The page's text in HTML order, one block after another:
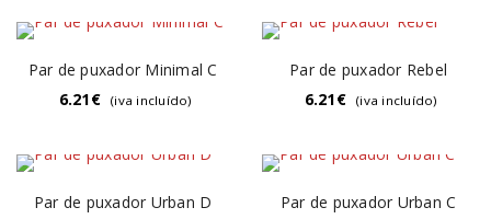
Par de puxador Minimal C
6.21€ (iva incluído)
Par de puxador Rebel
6.21€ (iva incluído)
Par de puxador Urban D
Par de puxador Urban C